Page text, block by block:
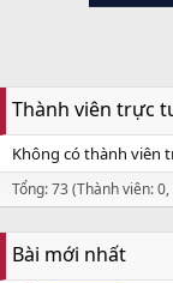
Thành viên trực
Không có thành viên
Tổng: 73 (Thành viên:
Bài mới nhất